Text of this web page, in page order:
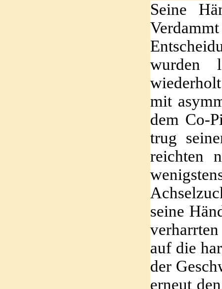
Seine
wurden
mit
dem Co-
trug
reichten
seine
auf die
der
erneut